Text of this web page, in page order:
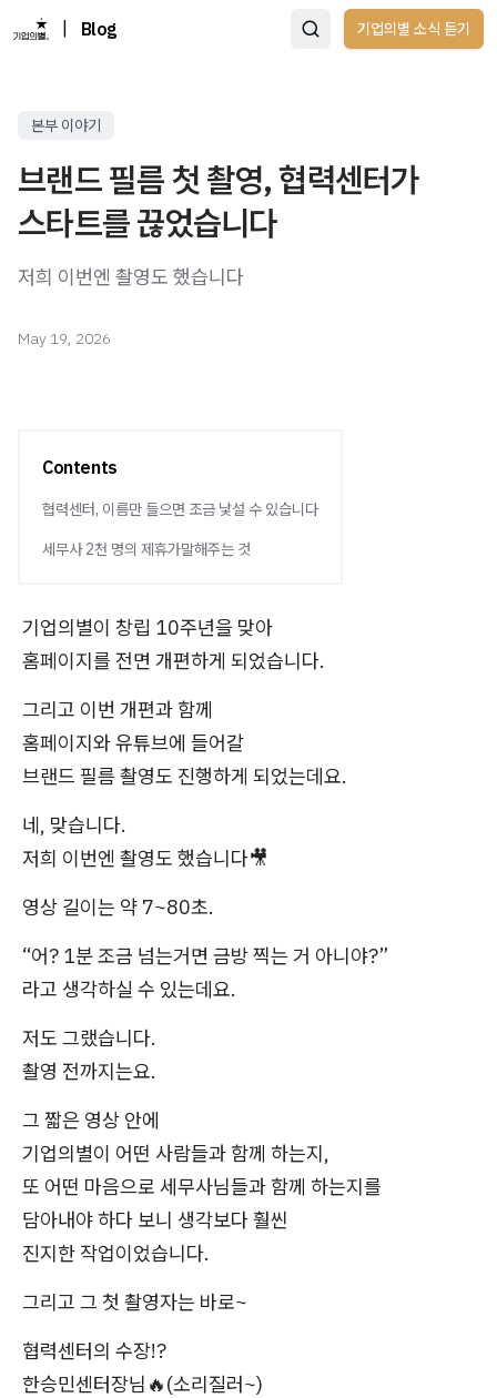
Blog 기업의별 소식 듣기
본부 이야기
브랜드 필름 첫 촬영, 협력센터가
스타트를 끊었습니다
저희 이번엔 촬영도 했습니다
May 19, 2026
Contents
협력센터, 이름만 들으면 조금 낯설 수 있습니다
세무사 2천 명의 제휴가말해주는 것
기업의별이 창립 10주년을 맞아
홈페이지를 전면 개편하게 되었습니다.
그리고 이번 개편과 함께
홈페이지와 유튜브에 들어갈
브랜드 필름 촬영도 진행하게 되었는데요.
네, 맞습니다.
저희 이번엔 촬영도 했습니다🎥
영상 길이는 약 7~80초.
“어? 1분 조금 넘는거면 금방 찍는 거 아니야?”
라고 생각하실 수 있는데요.
저도 그랬습니다.
촬영 전까지는요.
그 짧은 영상 안에
기업의별이 어떤 사람들과 함께 하는지,
또 어떤 마음으로 세무사님들과 함께 하는지를
담아내야 하다 보니 생각보다 훨씬
진지한 작업이었습니다.
그리고 그 첫 촬영자는 바로~
협력센터의 수장!?
한승민센터장님🔥(소리질러~)